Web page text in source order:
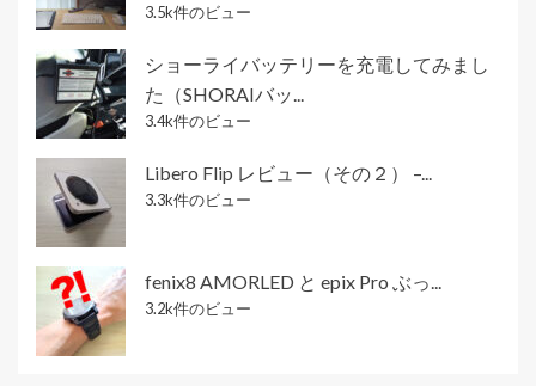
3.5k件のビュー
ショーライバッテリーを充電してみまし
た（SHORAIバッ...
3.4k件のビュー
Libero Flip レビュー（その２） –...
3.3k件のビュー
fenix8 AMORLED と epix Pro ぶっ...
3.2k件のビュー